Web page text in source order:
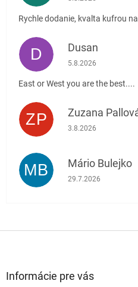
Rychle dodanie, kvalta kufrou
D Dusan
Hodnotenie
5.8.2026
East or West you are the best....
ZP Zuzana
Hodnotenie
3.8.2026
MB Mário Bulejko
Hodnotenie
29.7.2026
Informácie pre vás